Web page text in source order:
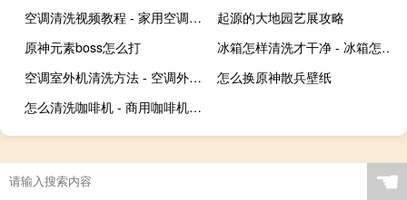
空调清洗视频教程 - 家用空调清洗管道视频教程
起源的大地园艺展攻略
原神元素boss怎么打
冰箱怎样清洗才干净 - 冰箱怎样清洗才干净杀菌
空调室外机清洗方法 - 空调外机清洗方法视频
怎么换原神散兵壁纸
怎么清洗咖啡机 - 商用咖啡机怎么清洗
☚